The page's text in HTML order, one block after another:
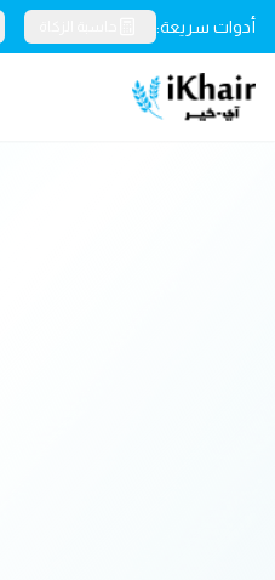
أدوات سريعة: